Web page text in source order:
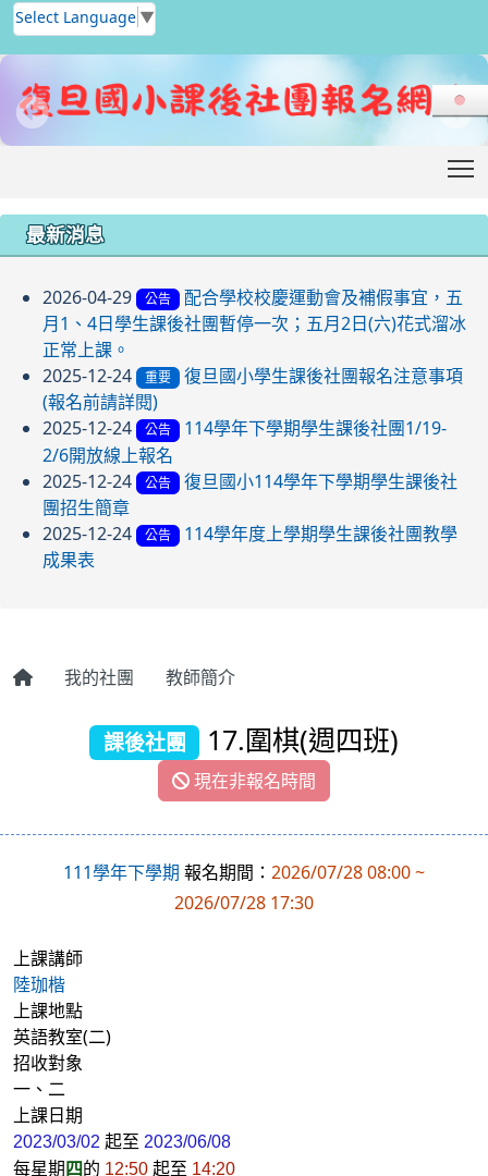
Select Language ▼
最新消息
2026-04-29 公告
配合學校校慶運動會及補假事宜，五
月1、4日學生課後社團暫停一次；五月2日(六)花式溜冰
正常上課。
2025-12-24
重要
復旦國小學生課後社團報名注意事項
(報名前請詳閱)
2025-12-24
公告
114學年下學期學生課後社團1/19-
2/6開放線上報名
2025-12-24
公告
復旦國小114學年下學期學生課後社
團招生簡章
2025-12-24
公告
114學年度上學期學生課後社團教學
成果表
我的社團 教師簡介
課後社團 17.圍棋(週四班)
現在非報名時間
111學年下學期 報名期間： 2026/07/28 08:00 ~
2026/07/28 17:30
上課講師
陸珈楷
上課地點
英語教室(二)
招收對象
一、二
上課日期
2023/03/02 起至 2023/06/08
每星期四的 12:50 起至 14:20